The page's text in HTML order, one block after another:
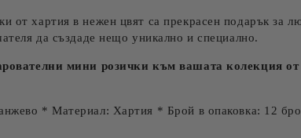
от хартия в нежен цвят са прекрасен подарък за
да създаде нещо уникално и специално.
мини розички към вашата колекция
* Материал: Хартия * Брой в опаковка: 12